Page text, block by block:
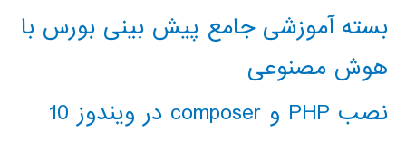
بسته آموزشی جامع پیش بینی بورس با
هوش مصنوعی
نصب PHP و composer در ویندوز 10